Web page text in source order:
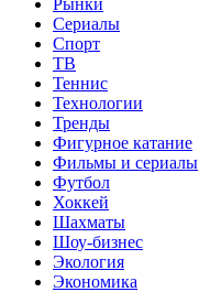
Сериалы
Спорт
ТВ
Теннис
Технологии
Тренды
Фигурное катание
Фильмы и сериалы
Футбол
Хоккей
Шахматы
Шоу-бизнес
Экология
Экономика